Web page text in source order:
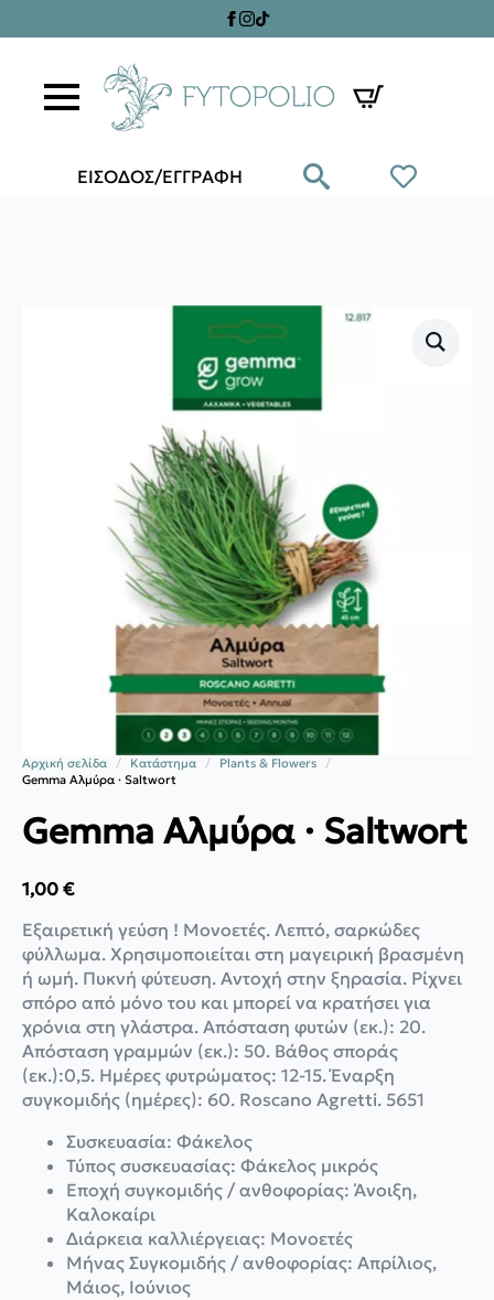
ΕΙΣΟΔΟΣ/ΕΓΓΡΑΦΗ
Αρχική σελίδα Κατάστημα
Plants & Flowers
Gemma Αλμύρα · Saltwort
Gemma Αλμύρα · Saltwort
1,00 €
Εξαιρετική γεύση ! Μονοετές. Λεπτό, σαρκώδες
φύλλωμα. Χρησιμοποιείται στη μαγειρική βρασμένη
ή ωμή. Πυκνή φύτευση. Αντοχή στην ξηρασία. Ρίχνει
σπόρο από μόνο του και μπορεί να κρατήσει για
χρόνια στη γλάστρα. Απόσταση φυτών (εκ.): 20.
Απόσταση γραμμών (εκ.): 50. Βάθος σποράς
(εκ.):0,5. Ημέρες φυτρώματος: 12-15. Έναρξη
συγκομιδής (ημέρες): 60. Roscano Agretti. 5651
Συσκευασία: Φάκελος
Τύπος συσκευασίας: Φάκελος μικρός
Εποχή συγκομιδής / ανθοφορίας: Άνοιξη,
Καλοκαίρι
Διάρκεια καλλιέργειας: Μονοετές
Μήνας Συγκομιδής / ανθοφορίας: Απρίλιος,
Μάιος, Ιούνιος